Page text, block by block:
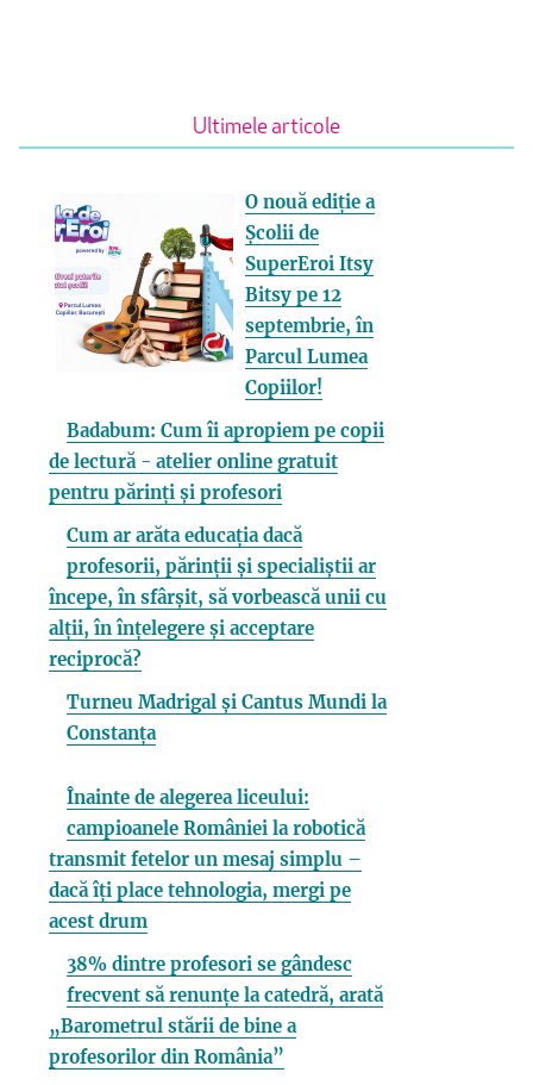
Ultimele articole
O nouă ediție a
Școlii de
SuperEroi Itsy
Bitsy pe 12
septembrie, în
Parcul Lumea
Copiilor!
Badabum: Cum îi apropiem pe copii
de lectură - atelier online gratuit
pentru părinți și profesori
Cum ar arăta educația dacă
profesorii, părinții și specialiștii ar
începe, în sfârșit, să vorbească unii cu
alții, în înțelegere și acceptare
reciprocă?
Turneu Madrigal și Cantus Mundi la
Constanța
Înainte de alegerea liceului:
campioanele României la robotică
transmit fetelor un mesaj simplu –
dacă îți place tehnologia, mergi pe
acest drum
38% dintre profesori se gândesc
frecvent să renunțe la catedră, arată
„Barometrul stării de bine a
profesorilor din România”